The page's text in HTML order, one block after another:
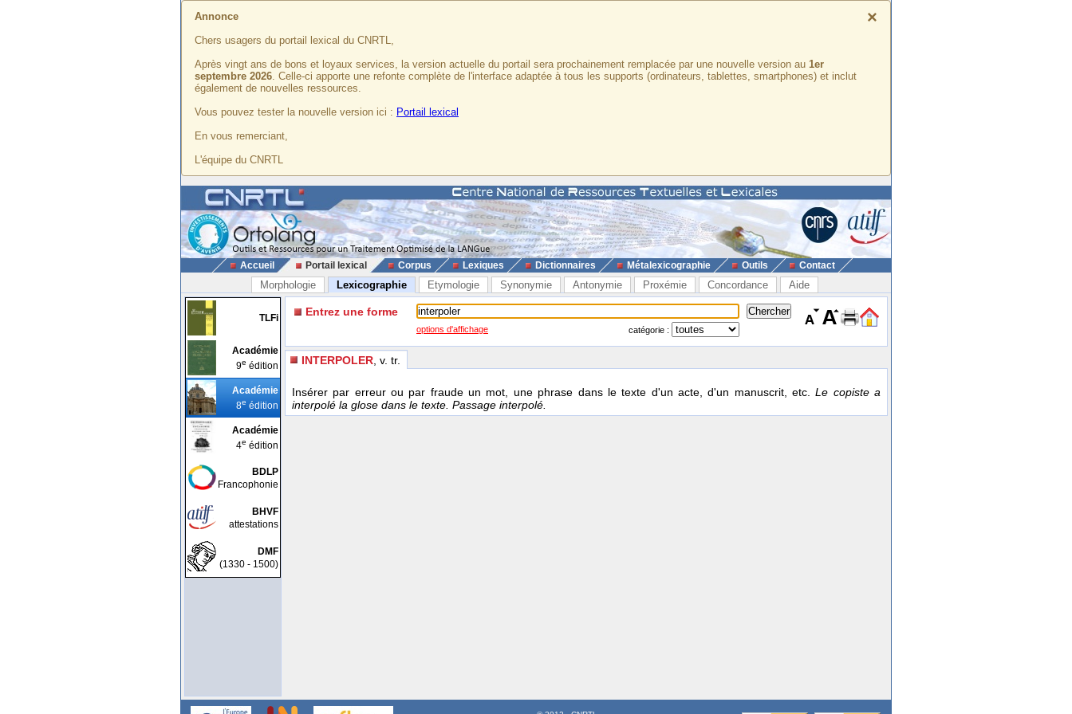
×
Annonce
Chers usagers du portail lexical du CNRTL,
Après vingt ans de bons et loyaux services, la version actuelle du portail sera prochainement remplacée par une nouvelle version au 1er
septembre 2026. Celle-ci apporte une refonte complète de l'interface adaptée à tous les supports (ordinateurs, tablettes, smartphones) et inclut
également de nouvelles ressources.
Vous pouvez tester la nouvelle version ici : Portail lexical
En vous remerciant,
L'équipe du CNRTL
Accueil Portail lexical Corpus Lexiques Dictionnaires Métalexicographie Outils Contact
Morphologie Lexicographie Etymologie Synonymie Antonymie Proxémie Concordance Aide
TLFi
Académie
9e édition
Académie
8e édition
Académie
4e édition
BDLP
Francophonie
BHVF
attestations
DMF
(1330 - 1500)
Entrez une forme
options d'affichage catégorie :
INTERPOLER , v. tr.
Insérer par erreur ou par fraude un mot, une phrase dans le texte d'un acte, d'un manuscrit, etc.Le copiste a
interpolé la glose dans le texte. Passage interpolé.